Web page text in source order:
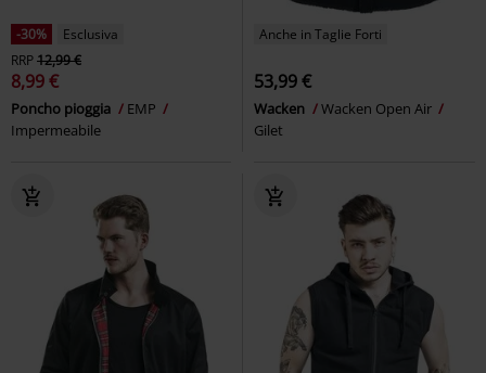
-30%
Esclusiva
RRP12,99 €
8,99 €
Poncho pioggia
EMP
Impermeabile
Anche in Taglie Forti
53,99 €
Wacken
Wacken Open Air
Gilet